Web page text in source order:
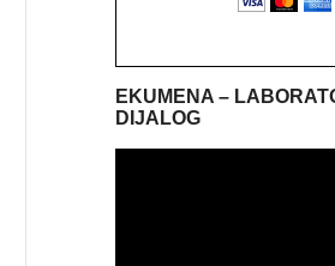
EKUMENA –
DIJALOG